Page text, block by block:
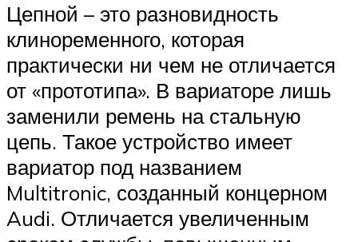
Цепной – это разновидность
клиноременного, которая
практически ни чем не отличается
от «прототипа». В вариаторе лишь
заменили ремень на стальную
цепь. Такое устройство имеет
вариатор под названием
Multitronic, созданный концерном
Audi. Отличается увеличенным